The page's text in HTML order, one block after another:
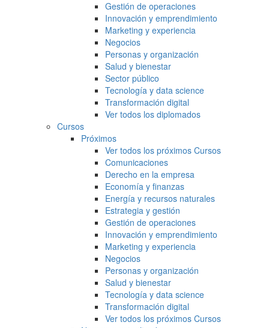
Gestión de operaciones
Innovación y emprendimiento
Marketing y experiencia
Negocios
Personas y organización
Salud y bienestar
Sector público
Tecnología y data science
Transformación digital
Ver todos los diplomados
Cursos
Próximos
Ver todos los próximos Cursos
Comunicaciones
Derecho en la empresa
Economía y finanzas
Energía y recursos naturales
Estrategia y gestión
Gestión de operaciones
Innovación y emprendimiento
Marketing y experiencia
Negocios
Personas y organización
Salud y bienestar
Tecnología y data science
Transformación digital
Ver todos los próximos Cursos